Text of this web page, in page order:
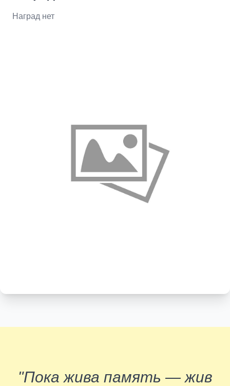
Наград нет
"Пока жива память — жив